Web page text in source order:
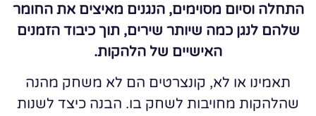
התחלה וסיום מסוימים, הנגנים מאיצים את החומר
שלהם לנגן כמה שיותר שירים, תוך כיבוד הזמנים
האישיים של הלהקות.
תאמינו או לא, קונצרטים הם לא משחק מהנה
שהלהקות מחויבות לשחק בו. הבנה כיצד לשנות